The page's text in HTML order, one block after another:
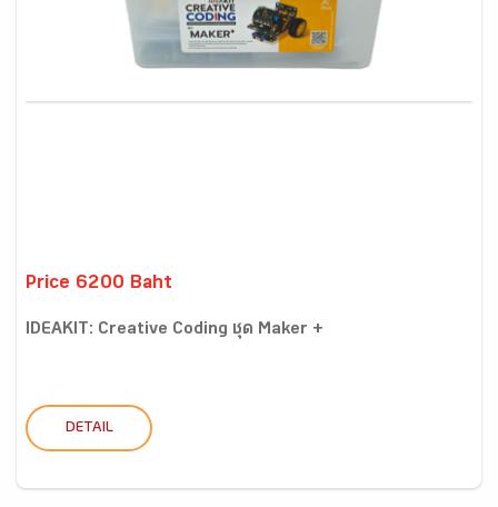
Price 6200 Baht
IDEAKIT: Creative Coding ชุด Maker +
DETAIL